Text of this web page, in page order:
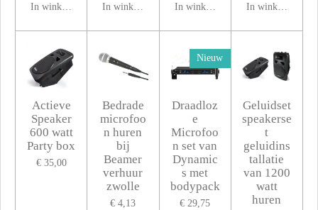
In winkelwagen In winkelwagen In winkelwagen In winkelwagen
Actieve
Speaker
600 watt
Party box
€ 35,00
Bedrade
microfoo
n huren
bij
Beamer
verhuur
zwolle
€ 4,13
Nieuw
Draadloz
e
Microfoo
n set van
Dynamic
s met
bodypack
€ 29,75
Geluidset
speakerse
t
geluidins
tallatie
van 1200
watt
huren